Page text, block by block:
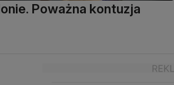
Poważna kontuzja